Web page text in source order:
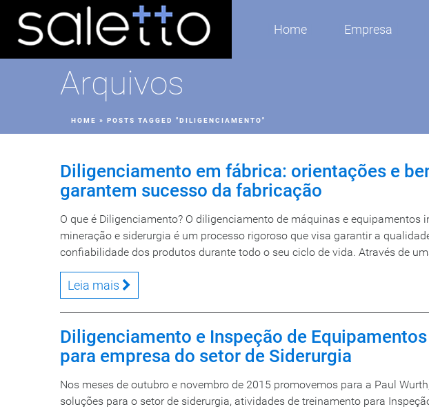
Home Empresa
Arquivos
HOME » POSTS TAGGED "DILIGENCIAMENTO"
Diligenciamento em fábrica: orientações e
garantem sucesso da fabricação
O que é Diligenciamento? O diligenciamento de máquinas e equipamentos
mineração e siderurgia é um processo rigoroso que visa garantir a
confiabilidade dos produtos durante todo o seu ciclo de vida. Através de
Leia mais
Diligenciamento e Inspeção de
para empresa do setor de Siderurgia
Nos meses de outubro e novembro de 2015 promovemos para a Paul
soluções para o setor de siderurgia, atividades de treinamento para